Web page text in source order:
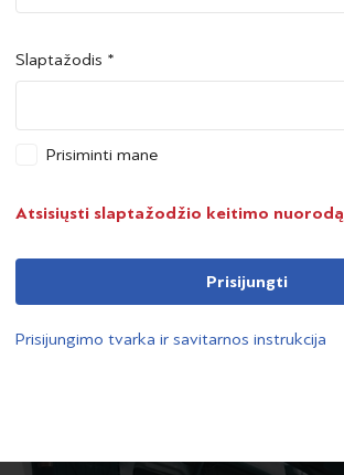
Asmens kodas *
Asmens kodas *
Slaptažodis *
Prisiminti mane
Atsisiųsti slaptažodžio keitimo nuorodą
Prisijungti
Prisijungimo tvarka ir savitarnos instrukcija